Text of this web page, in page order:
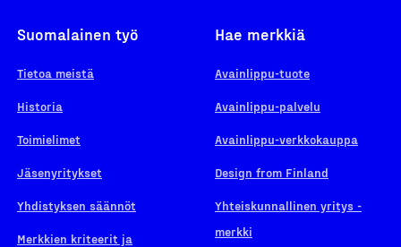
Suomalainen työ
Tietoa meistä
Historia
Toimielimet
Jäsenyritykset
Yhdistyksen säännöt
Merkkien kriteerit ja
Hae merkkiä
Avainlippu-tuote
Avainlippu-palvelu
Avainlippu-verkkokauppa
Design from Finland
Yhteiskunnallinen yritys -
merkki